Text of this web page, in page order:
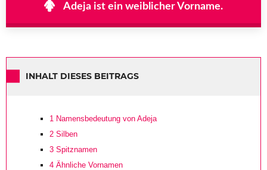
Adeja ist ein weiblicher Vorname.
INHALT DIESES BEITRAGS
1 Namensbedeutung von Adeja
2 Silben
3 Spitznamen
4 Ähnliche Vornamen